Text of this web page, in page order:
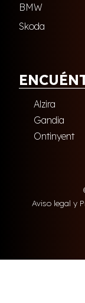
BMW
Skoda
Alzira
Gandia
Ontinyent
Aviso legal y